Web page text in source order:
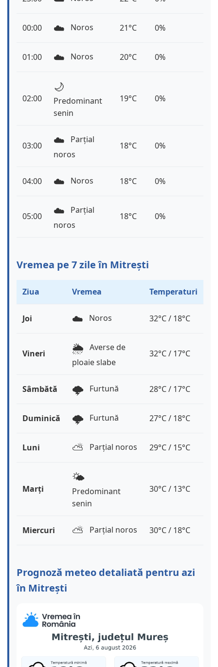
00:00 ☁️ Noros 21°C 0%
01:00 ☁️ Noros 20°C 0%
02:00
🌙
Predominant
senin
19°C 0%
03:00 ☁️
Parțial
noros
18°C 0%
04:00 ☁️ Noros 18°C 0%
05:00 ☁️
Parțial
noros
18°C 0%
Vremea pe 7 zile în Mitrești
Ziua Vremea Temperaturi
Joi ☁️ Noros 32°C / 18°C
Vineri 🌦️ Averse de
ploaie slabe
32°C / 17°C
Sâmbătă 🌩️ Furtună 28°C / 17°C
Duminică 🌩️ Furtună 27°C / 18°C
Luni ⛅️ Parțial noros 29°C / 15°C
Marți
🌤️
Predominant
senin
30°C / 13°C
Miercuri ⛅️ Parțial noros 30°C / 18°C
Prognoză meteo detaliată pentru azi
în Mitrești